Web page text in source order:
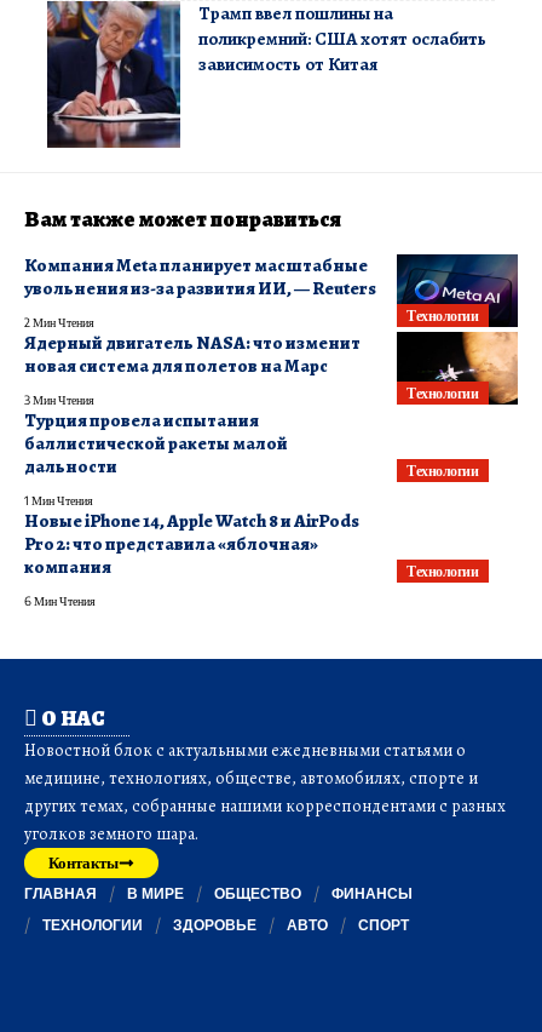
Трамп ввел пошлины на
поликремний: США хотят ослабить
зависимость от Китая
Вам также может понравиться
Технологии
Компания Meta планирует масштабные
увольнения из-за развития ИИ, — Reuters
2 Мин Чтения
Технологии
Ядерный двигатель NASA: что изменит
новая система для полетов на Марс
3 Мин Чтения
Технологии
Турция провела испытания
баллистической ракеты малой
дальности
1 Мин Чтения
Технологии
Новые iPhone 14, Apple Watch 8 и AirPods
Pro 2: что представила «яблочная»
компания
6 Мин Чтения
О НАС
Новостной блок с актуальными ежедневными статьями о
медицине, технологиях, обществе, автомобилях, спорте и
других темах, собранные нашими корреспондентами с разных
уголков земного шара.
Контакты
ГЛАВНАЯ В МИРЕ ОБЩЕСТВО
ФИНАНСЫ
ТЕХНОЛОГИИ
ЗДОРОВЬЕ АВТО СПОРТ